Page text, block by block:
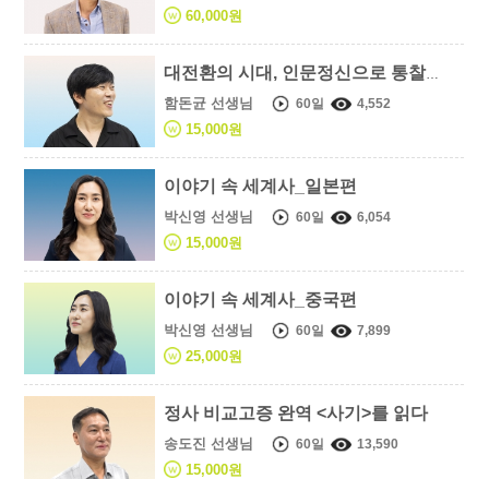
60,000원
대전환의 시대, 인문정신으로 통찰하다
함돈균 선생님 60일 4,552
15,000원
이야기 속 세계사_일본편
박신영 선생님 60일 6,054
15,000원
이야기 속 세계사_중국편
박신영 선생님 60일 7,899
25,000원
정사 비교고증 완역 <사기>를 읽다
송도진 선생님 60일 13,590
15,000원